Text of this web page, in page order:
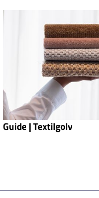
Guide | Textilgolv